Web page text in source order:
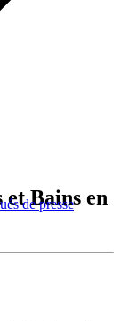
de presse
Bains en